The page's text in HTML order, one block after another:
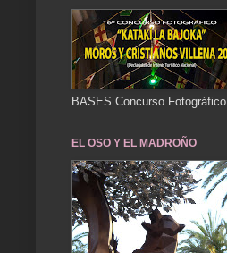
BASES Concurso Fotográfico
EL OSO Y EL MADROÑO